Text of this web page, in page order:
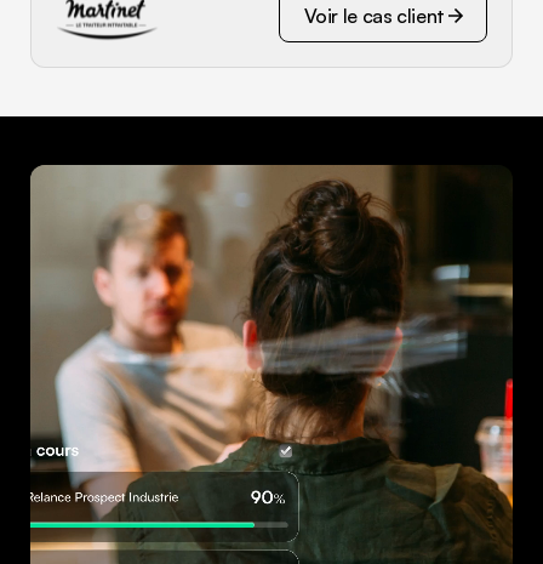
Voir le cas client
Voir le cas client